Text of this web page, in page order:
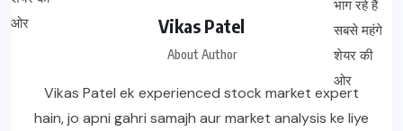
Vikas Patel
About Author
Vikas Patel ek experienced stock market expert
hain, jo apni gahri samajh aur market analysis ke liye